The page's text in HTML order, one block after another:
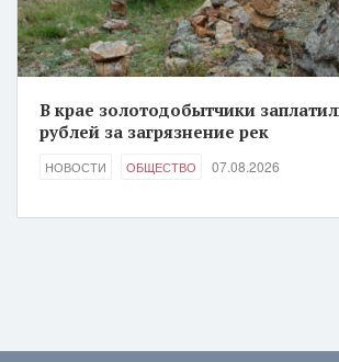
В крае золотодобытчики
рублей за загрязнение рек
НОВОСТИ ОБЩЕСТВО 07.08.2026